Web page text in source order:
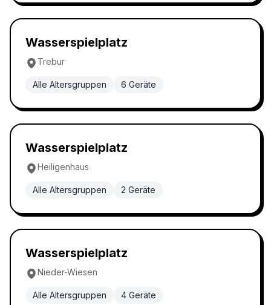
Wasserspielplatz
Wasserspielplatz
Trebur
Alle Altersgruppen 6 Geräte
Wasserspielplatz
Wasserspielplatz
Heiligenhaus
Alle Altersgruppen 2 Geräte
Wasserspielplatz
Wasserspielplatz
Nieder-Wiesen
Alle Altersgruppen 4 Geräte